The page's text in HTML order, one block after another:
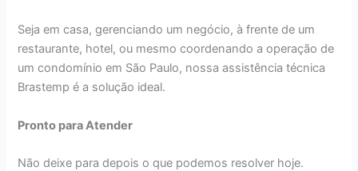
Seja em casa, gerenciando um negócio, à frente de um
restaurante, hotel, ou mesmo coordenando a operação de
um condomínio em São Paulo, nossa assistência técnica
Brastemp é a solução ideal.
Pronto para Atender
Não deixe para depois o que podemos resolver hoje.